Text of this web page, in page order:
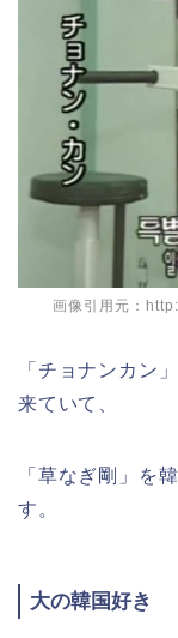
画像引用元：
「チョナンカン
来ていて、
「草なぎ剛」を
す。
大の韓国好き